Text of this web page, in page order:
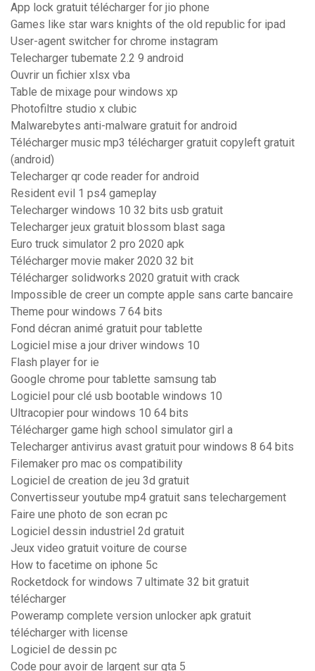
App lock gratuit télécharger for jio phone
Games like star wars knights of the old republic for ipad
User-agent switcher for chrome instagram
Telecharger tubemate 2.2 9 android
Ouvrir un fichier xlsx vba
Table de mixage pour windows xp
Photofiltre studio x clubic
Malwarebytes anti-malware gratuit for android
Télécharger music mp3 télécharger gratuit copyleft gratuit
(android)
Telecharger qr code reader for android
Resident evil 1 ps4 gameplay
Telecharger windows 10 32 bits usb gratuit
Telecharger jeux gratuit blossom blast saga
Euro truck simulator 2 pro 2020 apk
Télécharger movie maker 2020 32 bit
Télécharger solidworks 2020 gratuit with crack
Impossible de creer un compte apple sans carte bancaire
Theme pour windows 7 64 bits
Fond décran animé gratuit pour tablette
Logiciel mise a jour driver windows 10
Flash player for ie
Google chrome pour tablette samsung tab
Logiciel pour clé usb bootable windows 10
Ultracopier pour windows 10 64 bits
Télécharger game high school simulator girl a
Telecharger antivirus avast gratuit pour windows 8 64 bits
Filemaker pro mac os compatibility
Logiciel de creation de jeu 3d gratuit
Convertisseur youtube mp4 gratuit sans telechargement
Faire une photo de son ecran pc
Logiciel dessin industriel 2d gratuit
Jeux video gratuit voiture de course
How to facetime on iphone 5c
Rocketdock for windows 7 ultimate 32 bit gratuit
télécharger
Poweramp complete version unlocker apk gratuit
télécharger with license
Logiciel de dessin pc
Code pour avoir de largent sur gta 5